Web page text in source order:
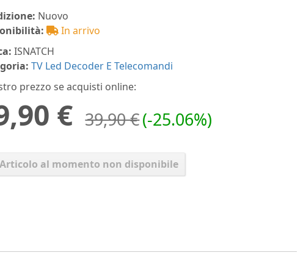
Nuovo
In arrivo
ISNATCH
TV Led Decoder E Telecomandi
prezzo se acquisti online:
€ 39,90 €(-25.06%)
Articolo al momento non disponibile